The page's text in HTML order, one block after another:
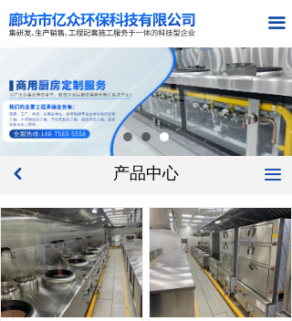
끀
首页
产品中心
新闻中心
工程案例
在线留言
联系我们
끀
낒 产品中心